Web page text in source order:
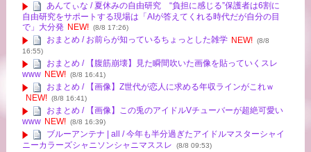
あんてぃな / 夏休みの自由研究 “負担に感じる”保護者は6割に
自由研究をサポートする現場は「AIが答えてくれる時代だが自分の目
で」大分発 NEW! (8/8 17:26)
おまとめ / お前らが知っているちょっとした雑学 NEW! (8/8
16:55)
おまとめ / 【腹筋崩壊】見た瞬間吹いた画像を貼っていくスレ
www NEW! (8/8 16:41)
おまとめ / 【画像】Z世代が恋人に求める年収ラインがこれｗ
NEW! (8/8 16:41)
おまとめ / 【画像】この兎のアイドルVチューバーが超絶可愛い
www NEW! (8/8 16:39)
ブルーアンテナ | all / 今年も半分過ぎたアイドルマスターシャイ
ニーカラーズシャニソンシャニマススレ
(8/8 09:53)